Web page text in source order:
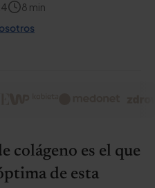
8 min
colágeno es el que
de esta